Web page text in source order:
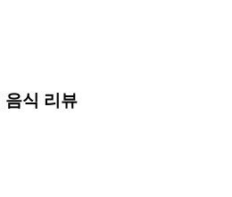
음식 리뷰